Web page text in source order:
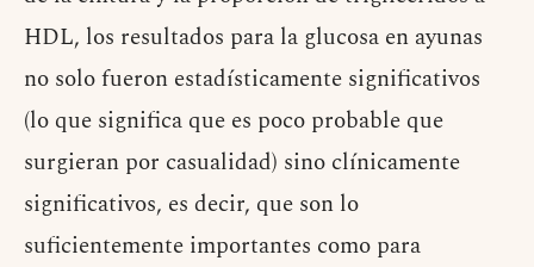
HDL, los resultados para la glucosa en ayunas
no solo fueron estadísticamente significativos
(lo que significa que es poco probable que
surgieran por casualidad) sino clínicamente
significativos, es decir, que son lo
suficientemente importantes como para